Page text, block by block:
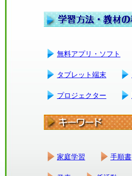
無料アプリ・ソフト
タブレット端末
プロジェクター
家庭学習 手順書